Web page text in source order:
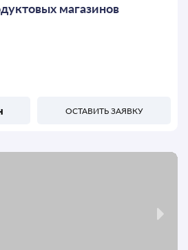
магазинов
ОСТАВИТЬ ЗАЯВКУ